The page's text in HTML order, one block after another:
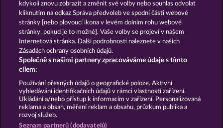
Podmínky Prohlášení o ochraně údajů
Kontakt Společnost Časté dotazy
Facebook
Podat Žádost o Odstoupení
kdykoli znovu zobrazit a změnit své volby nebo souhlas odvolat
kliknutím na odkaz Správa předvoleb ve spodní části webové
stránky [nebo plovoucí ikona v levém dolním rohu webové
stránky, pokud je to možné]. Vaše volby se projeví v našem
Internetová stránka. Další podrobnosti naleznete v našich
Zásadách ochrany osobních údajů.
Společně s našimi partnery zpracováváme údaje s tímto
cílem:
Používání přesných údajů o geografické poloze. Aktivní
vyhledávání identifikačních údajů v rámci vlastností zařízení.
Ukládání a/nebo přístup k informacím v zařízení. Personalizovaná
reklama a obsah, měření reklam a obsahu, průzkum publika a
rozvoj služeb.
Seznam partnerů (dodavatelů)